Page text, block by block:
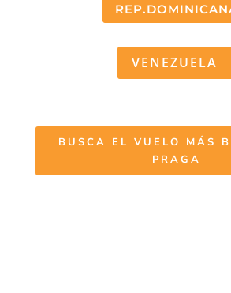
VENEZUELA
BUSCA EL VUELO MÁS
PRAGA